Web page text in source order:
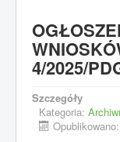
4/2025/
Szczegóły
Kategoria: